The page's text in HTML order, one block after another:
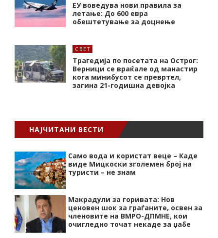
ЕУ воведува нови правила за
летање: До 600 евра
обештетување за доцнење
СВЕТ
Трагедија по посетата на Острог:
Верници се враќале од манастир
кога минибусот се превртел,
загина 21-годишна девојка
НАЈЧИТАНИ ВЕСТИ
Само вода и користат веце – Каде
виде Мицкоски зголемен број на
туристи – не знам
Макрадули за горивата: Нов
ценовен шок за граѓаните, освен за
членовите на ВМРО-ДПМНЕ, кои
очигледно точат некаде за џабе